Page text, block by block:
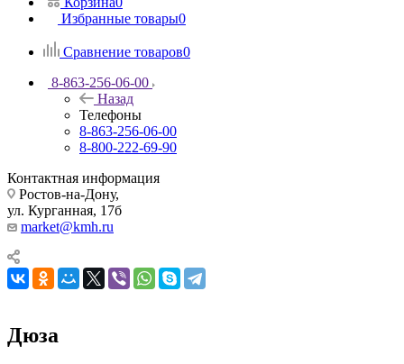
Избранные товары0
Сравнение товаров0
8-863-256-06-00
Назад
Телефоны
8-863-256-06-00
8-800-222-69-90
Контактная информация
Ростов-на-Дону,
ул. Курганная, 17б
market@kmh.ru
Дюза